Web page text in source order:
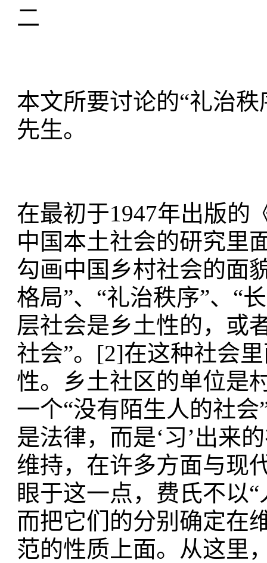
二
本文所要讨论的“礼治
先生。
在最初于1947年出版的
中国本土社会的研究里
勾画中国乡村社会的面
格局”、“礼治秩序”、“
层社会是乡土性的，或
社会”。[2]在这种社会
性。乡土社区的单位是
一个“没有陌生人的社
是法律，而是‘习’出来
维持，在许多方面与现
眼于这一点，费氏不以“
而把它们的分别确定在
范的性质上面。从这里